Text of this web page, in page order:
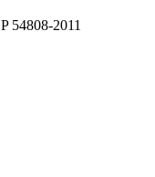
54808-2011